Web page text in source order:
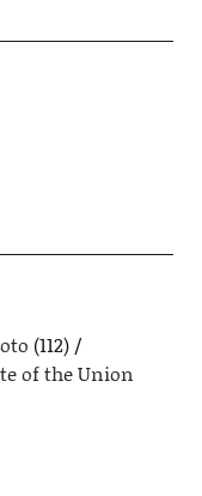
(112)
of the Union